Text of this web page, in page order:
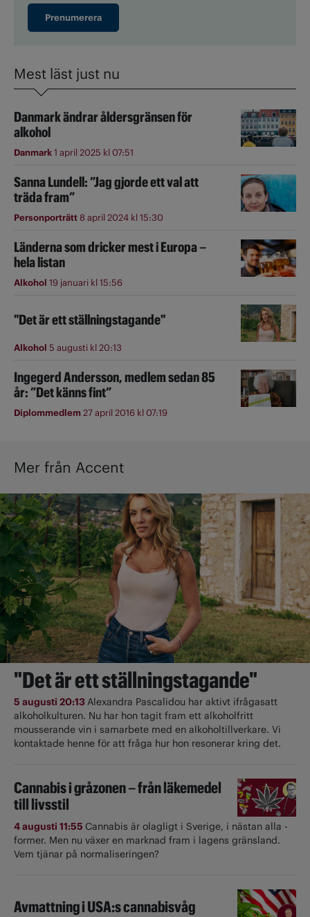
Prenumerera
Mest läst just nu
Danmark ändrar åldersgränsen för
alkohol
Danmark1 april 2025 kl 07:51
Sanna Lundell: ”Jag gjorde ett val att
träda fram”
Personporträtt8 april 2024 kl 15:30
Länderna som dricker mest i Europa –
hela listan
Alkohol 19 januari kl 15:56
"Det är ett ställningstagande"
Alkohol 5 augusti kl 20:13
Ingegerd Andersson, medlem sedan 85
år: ”Det känns fint”
Diplommedlem27 april 2016 kl 07:19
Mer från Accent
"Det är ett ställningstagande"
5 augusti 20:13Alexandra Pascalidou har aktivt ifrågasatt
alkoholkulturen. Nu har hon tagit fram ett alkoholfritt
mousserande vin i samarbete med en alkoholtillverkare. Vi
kontaktade henne för att fråga hur hon resonerar kring det.
Cannabis i gråzonen – från läkemedel
till livsstil
4 augusti 11:55 Cannabis är olagligt i ­Sverige, i nästan alla ­
former. Men nu växer en marknad fram i lagens gränsland.
Vem tjänar på normaliseringen?
Avmattning i USA:s cannabisvåg